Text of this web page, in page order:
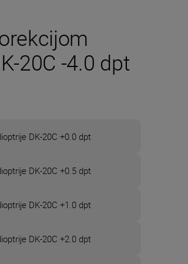
20C -4.0 dpt
DK-20C +0.0 dpt
DK-20C +0.5 dpt
DK-20C +1.0 dpt
DK-20C +2.0 dpt